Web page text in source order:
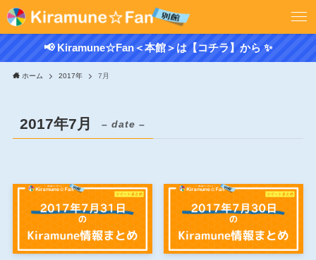
📢 Kiramune☆Fan＜本館＞は【コチラ】から ✨
ホーム 2017年 7月
2017年7月 – date –